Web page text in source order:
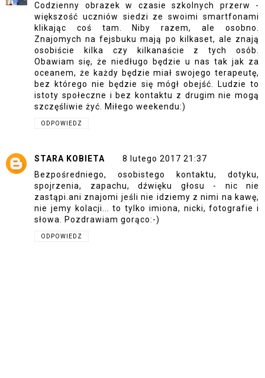
Codzienny obrazek w czasie szkolnych przerw -
większość uczniów siedzi ze swoimi smartfonami
klikając coś tam. Niby razem, ale osobno.
Znajomych na fejsbuku mają po kilkaset, ale znają
osobiście kilka czy kilkanaście z tych osób.
Obawiam się, że niedługo będzie u nas tak jak za
oceanem, że każdy będzie miał swojego terapeutę,
bez którego nie będzie się mógł obejść. Ludzie to
istoty społeczne i bez kontaktu z drugim nie mogą
szczęśliwie żyć. Miłego weekendu:)
ODPOWIEDZ
STARA KOBIETA
8 lutego 2017 21:37
Bezpośredniego, osobistego kontaktu, dotyku,
spojrzenia, zapachu, dźwięku głosu - nic nie
zastąpi.ani znajomi jeśli nie idziemy z nimi na kawę,
nie jemy kolacji... to tylko imiona, nicki, fotografie i
słowa. Pozdrawiam gorąco:-)
ODPOWIEDZ